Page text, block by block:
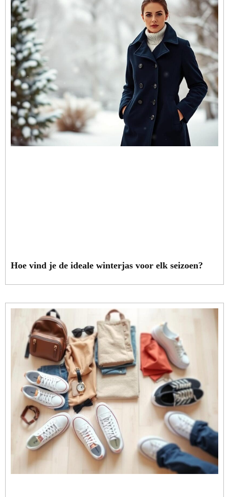
Hoe vind je de ideale winterjas voor elk seizoen?